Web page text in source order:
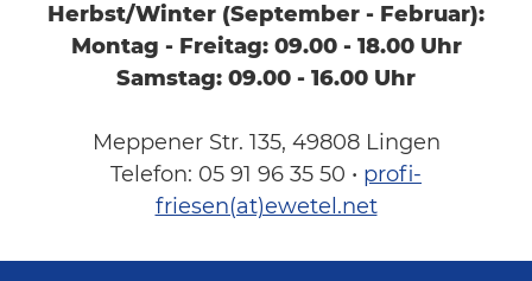
Herbst/Winter (September - Februar):
Montag - Freitag: 09.00 - 18.00 Uhr
Samstag: 09.00 - 16.00 Uhr
Meppener Str. 135, 49808 Lingen
Telefon: 05 91 96 35 50 • profi-
friesen(at)ewetel.net